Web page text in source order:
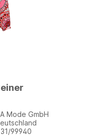
Mode GmbH
99940